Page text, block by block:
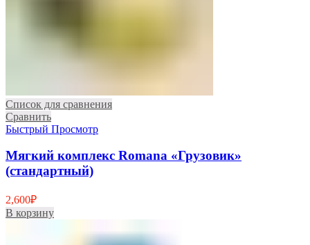
Список для сравнения
Сравнить
Быстрый Просмотр
Мягкий комплекс Romana «Грузовик»
(стандартный)
2,600₽
В корзину